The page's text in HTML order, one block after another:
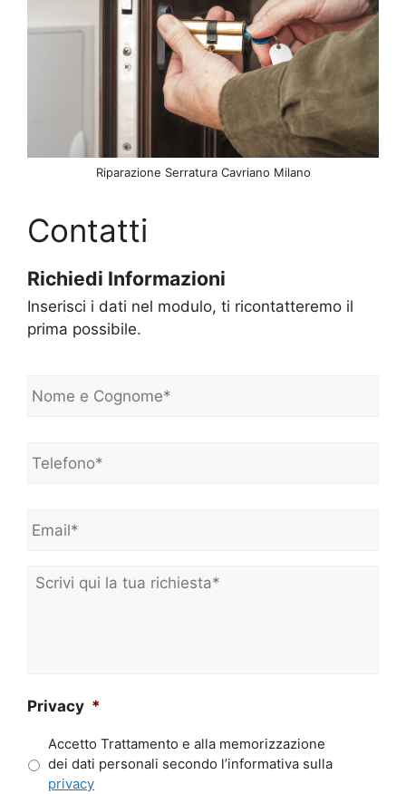
Riparazione Serratura Cavriano Milano
Contatti
Richiedi Informazioni
Inserisci i dati nel modulo, ti ricontatteremo il
prima possibile.
o
e
C
n
m
Scrivi
qui
Privacy *
Accetto Trattamento e alla memorizzazione
dei dati personali secondo l’informativa sulla
privacy